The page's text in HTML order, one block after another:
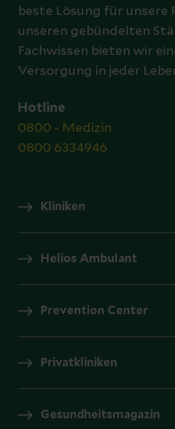
beste Lösung für unsere
unseren gebündelten
Fachwissen bieten wir
Versorgung in jeder
Hotline
0800 - Medizin
0800 6334946
Kliniken
Helios Ambulant
Prevention Center
Privatkliniken
Gesundheitsmagazin